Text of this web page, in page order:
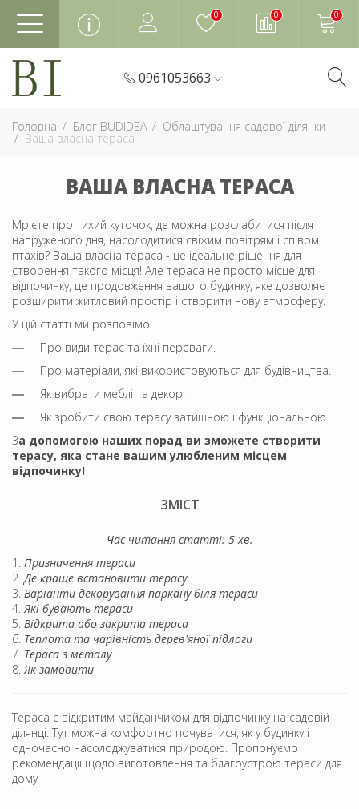
0 0 0
0961053663
Головна Блог BUDIDEA Облаштування садової ділянки
Ваша власна тераса
ВАША ВЛАСНА ТЕРАСА
Мрієте про тихий куточок, де можна розслабитися після
напруженого дня, насолодитися свіжим повітрям і співом
птахів? Ваша власна тераса - це ідеальне рішення для
створення такого місця! Але тераса не просто місце для
відпочинку, це продовження вашого будинку, яке дозволяє
розширити житловий простір і створити нову атмосферу.
У цій статті ми розповімо:
Про види терас та їхні переваги.
Про матеріали, які використовуються для будівництва.
Як вибрати меблі та декор.
Як зробити свою терасу затишною і функціональною.
За допомогою наших порад ви зможете створити
терасу, яка стане вашим улюбленим місцем
відпочинку!
ЗМІСТ
Час читання статті: 5 хв.
Призначення тераси
Де краще встановити терасу
Варіанти декорування паркану біля тераси
Які бувають тераси
Відкрита або закрита тераса
Теплота та чарівність дерев'яної підлоги
Тераса з металу
Як замовити
Тераса є відкритим майданчиком для відпочинку на садовій
ділянці. Тут можна комфортно почуватися, як у будинку і
одночасно насолоджуватися природою. Пропонуємо
рекомендації щодо виготовлення та благоустрою тераси для
дому